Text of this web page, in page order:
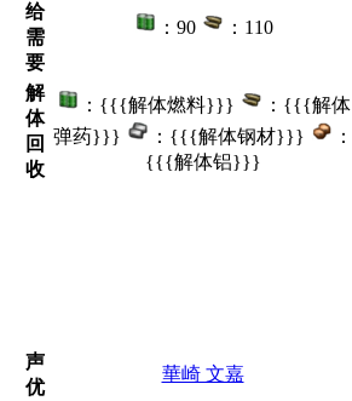
给
需
要
：90 ：110
解
体
回
收
：{{{解体燃料}}}
：{{{解体
弹药}}}
：{{{解体钢材}}}
：
{{{解体铝}}}
声
优
華崎 文嘉